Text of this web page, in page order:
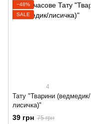
−48%
SALE
4
Тату "Тварини (ведмедик/
лисичка)"
39 грн 75 грн